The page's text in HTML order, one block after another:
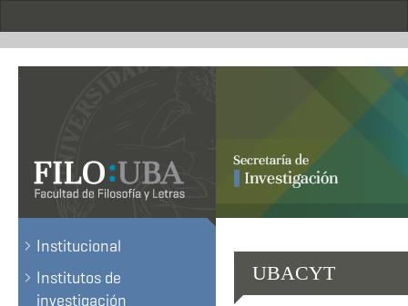
.
Institucional
Institutos de
investigación
UBACYT